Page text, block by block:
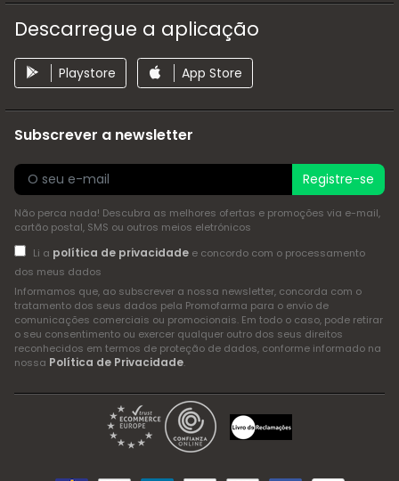
Descarregue a aplicação
Playstore App Store
Subscrever a newsletter
Registre-se
Não perca nada! Descubra as melhores ofertas e promoções via e-mail,
cartão postal, SMS ou outros meios eletrónicos
Li a política de privacidadee concordo com o processamento
dos meus dados
Informamos que, ao subscrever a nossa newsletter, concorda com o
tratamento dos seus dados pela Promofarma para o envio de
comunicações comerciais ou promocionais. Em todo o caso, pode retirar
o seu consentimento ou exercer qualquer outro dos seus direitos
reconhecidos em termos de proteção de dados, conforme informado na
nossa Política de Privacidade.